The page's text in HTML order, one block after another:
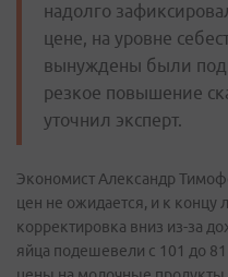
надолго
цене, на уровне
вынуждены были
резкое повышение
уточнил эксперт.
Экономист Александр
цен не ожидается, и к концу
корректировка вниз из-за
яйца подешевели с 101 до